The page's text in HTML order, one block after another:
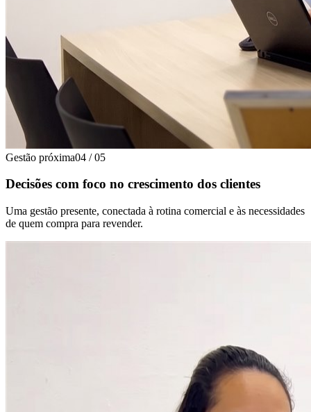
Gestão próxima04 / 05
Decisões com foco no crescimento dos clientes
Uma gestão presente, conectada à rotina comercial e às necessidades
de quem compra para revender.